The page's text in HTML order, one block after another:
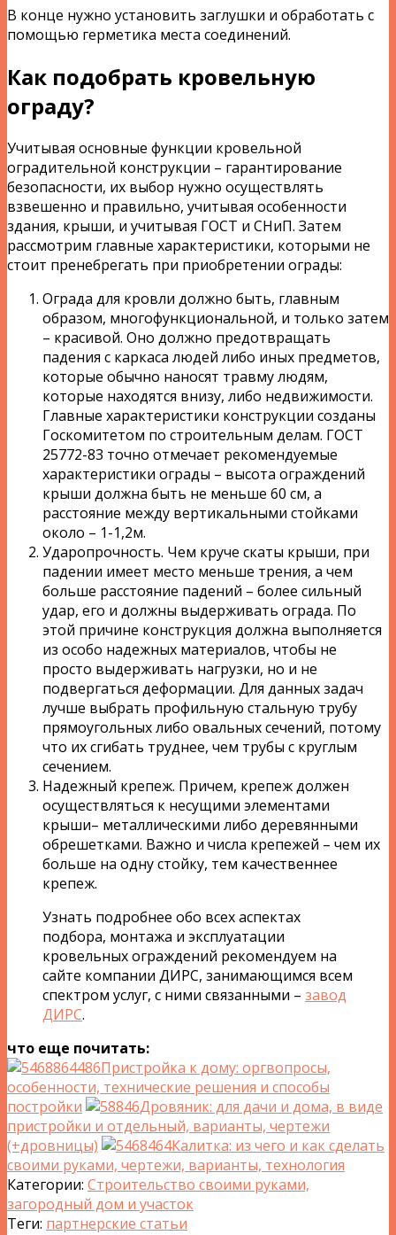
В конце нужно установить заглушки и обработать с
помощью герметика места соединений.
Как подобрать кровельную
ограду?
Учитывая основные функции кровельной
оградительной конструкции – гарантирование
безопасности, их выбор нужно осуществлять
взвешенно и правильно, учитывая особенности
здания, крыши, и учитывая ГОСТ и СНиП. Затем
рассмотрим главные характеристики, которыми не
стоит пренебрегать при приобретении ограды:
Ограда для кровли должно быть, главным
образом, многофункциональной, и только затем
– красивой. Оно должно предотвращать
падения с каркаса людей либо иных предметов,
которые обычно наносят травму людям,
которые находятся внизу, либо недвижимости.
Главные характеристики конструкции созданы
Госкомитетом по строительным делам. ГОСТ
25772-83 точно отмечает рекомендуемые
характеристики ограды – высота ограждений
крыши должна быть не меньше 60 см, а
расстояние между вертикальными стойками
около – 1-1,2м.
Ударопрочность. Чем круче скаты крыши, при
падении имеет место меньше трения, а чем
больше расстояние падений – более сильный
удар, его и должны выдерживать ограда. По
этой причине конструкция должна выполняется
из особо надежных материалов, чтобы не
просто выдерживать нагрузки, но и не
подвергаться деформации. Для данных задач
лучше выбрать профильную стальную трубу
прямоугольных либо овальных сечений, потому
что их сгибать труднее, чем трубы с круглым
сечением.
Надежный крепеж. Причем, крепеж должен
осуществляться к несущими элементами
крыши– металлическими либо деревянными
обрешетками. Важно и числа крепежей – чем их
больше на одну стойку, тем качественнее
крепеж.
Узнать подробнее обо всех аспектах
подбора, монтажа и эксплуатации
кровельных ограждений рекомендуем на
сайте компании ДИРС, занимающимся всем
спектром услуг, с ними связанными – завод
ДИРС.
что еще почитать:
Пристройка к дому: оргвопросы,
особенности, технические решения и способы
постройки
Дровяник: для дачи и дома, в виде
пристройки и отдельный, варианты, чертежи
(+дровницы)
Калитка: из чего и как сделать
своими руками, чертежи, варианты, технология
Категории: Строительство своими руками,
загородный дом и участок
Теги: партнерские статьи